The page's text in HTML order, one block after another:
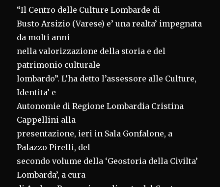
“Il Centro delle Culture Lombarde di
Busto Arsizio (Varese) e’ una realta’ impegnata
da molti anni
nella valorizzazione della storia e del
patrimonio culturale
lombardo”. L’ha detto l’assessore alle Culture,
Identita’ e
Autonomie di Regione Lombardia Cristina
Cappellini alla
presentazione, ieri in Sala Gonfalone, a
Palazzo Pirelli, del
secondo volume della ‘Geostoria della Civilta’
Lombarda’, a cura